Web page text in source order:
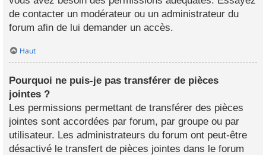
de contacter un modérateur ou un administrateur du
forum afin de lui demander un accès.
Haut
Pourquoi ne puis-je pas transférer de pièces
jointes ?
Les permissions permettant de transférer des pièces
jointes sont accordées par forum, par groupe ou par
utilisateur. Les administrateurs du forum ont peut-être
désactivé le transfert de pièces jointes dans le forum